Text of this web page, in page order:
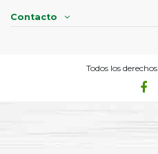
Contacto
Todos los